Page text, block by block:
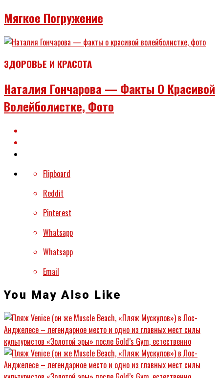
Мягкое Погружение
ЗДОРОВЬЕ И КРАСОТА
Наталия Гончарова — Факты О Красивой
Волейболистке, Фото
Flipboard
Reddit
Pinterest
Whatsapp
Whatsapp
Email
You May Also Like